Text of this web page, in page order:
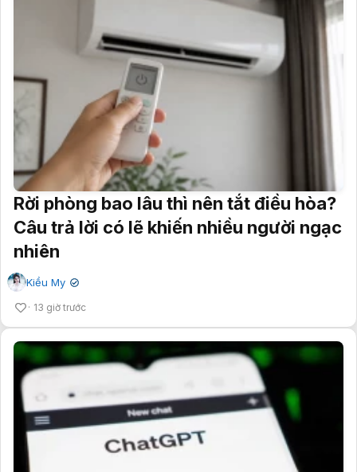
Rời phòng bao lâu thì nên tắt điều hòa?
Câu trả lời có lẽ khiến nhiều người ngạc
nhiên
Kiều My ✔
13 giờ trước